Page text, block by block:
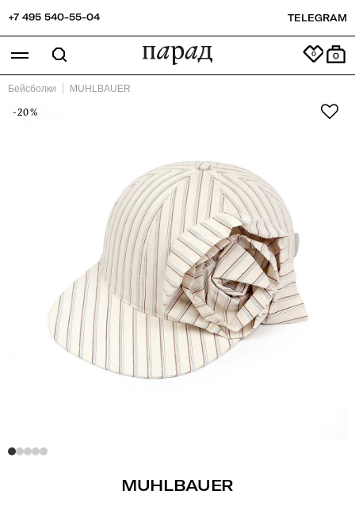
+7 495 540-55-04 TELEGRAM
0
Бейсболки MUHLBAUER
-20%
MUHLBAUER